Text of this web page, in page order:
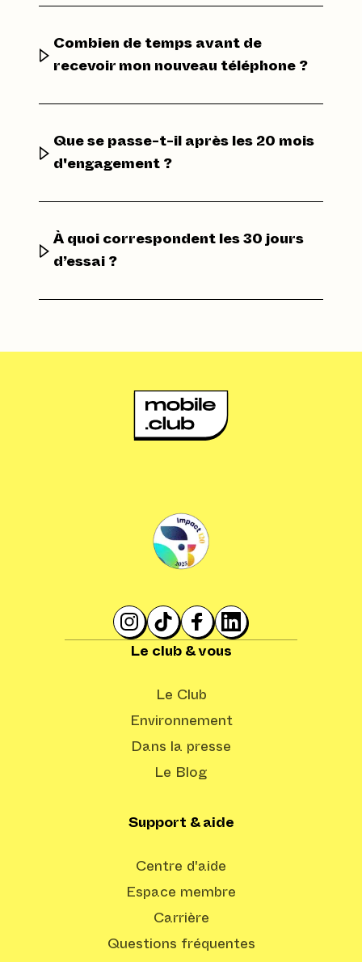
Combien de temps avant de
recevoir mon nouveau téléphone ?
Que se passe-t-il après les 20 mois
d'engagement ?
À quoi correspondent les 30 jours
d’essai ?
Le club & vous
Le Club
Environnement
Dans la presse
Le Blog
Support & aide
Centre d'aide
Espace membre
Carrière
Questions fréquentes